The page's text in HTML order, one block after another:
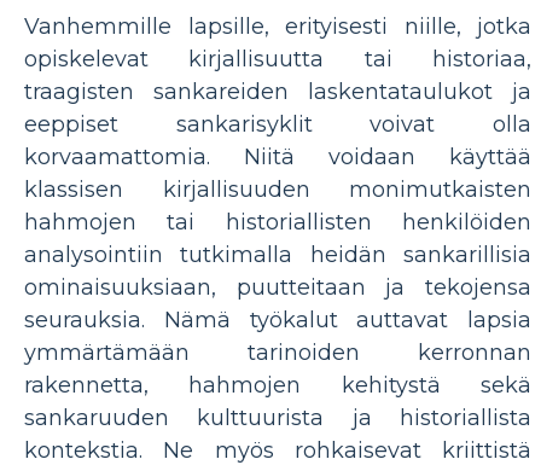
Vanhemmille lapsille, erityisesti niille, jotka
opiskelevat kirjallisuutta tai historiaa,
traagisten sankareiden laskentataulukot ja
eeppiset sankarisyklit voivat olla
korvaamattomia. Niitä voidaan käyttää
klassisen kirjallisuuden monimutkaisten
hahmojen tai historiallisten henkilöiden
analysointiin tutkimalla heidän sankarillisia
ominaisuuksiaan, puutteitaan ja tekojensa
seurauksia. Nämä työkalut auttavat lapsia
ymmärtämään tarinoiden kerronnan
rakennetta, hahmojen kehitystä sekä
sankaruuden kulttuurista ja historiallista
kontekstia. Ne myös rohkaisevat kriittistä